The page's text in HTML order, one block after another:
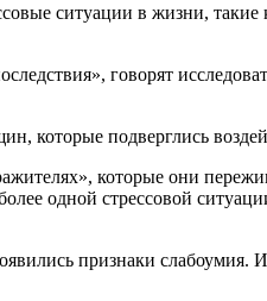
ситуации в жизни,
говорят
которые подверглись
которые они
одной стрессовой
признаки слабоумия.